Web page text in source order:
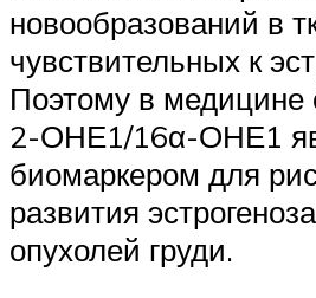
новообразований в
чувствительных к
Поэтому в медицине
2-ОНЕ1/16α-ОНЕ1
биомаркером для
развития
опухолей груди.